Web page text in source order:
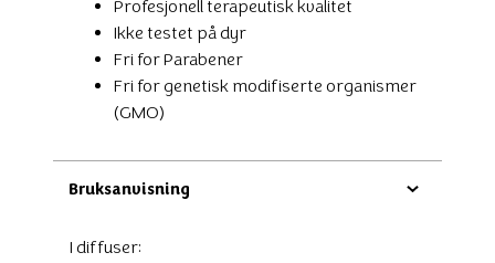
Profesjonell terapeutisk kvalitet
Ikke testet på dyr
Fri for Parabener
Fri for genetisk modifiserte organismer
(GMO)
Bruksanvisning
I diffuser: